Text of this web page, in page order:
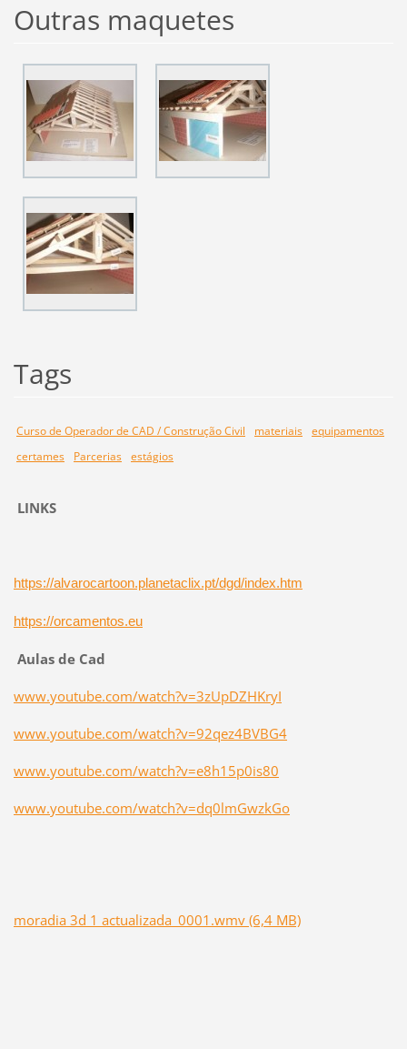
Outras maquetes
Tags
Curso de Operador de CAD / Construção Civil materiais equipamentos
certames
Parcerias estágios
LINKS
https://alvarocartoon.planetaclix.pt/dgd/index.htm
https://orcamentos.eu
Aulas de Cad
www.youtube.com/watch?v=3zUpDZHKryI
www.youtube.com/watch?v=92qez4BVBG4
www.youtube.com/watch?v=e8h15p0is80
www.youtube.com/watch?v=dq0lmGwzkGo
moradia 3d 1 actualizada_0001.wmv (6,4 MB)